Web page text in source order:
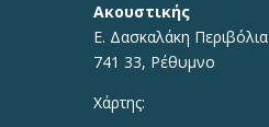
Ακουστικής
Ε. Δασκαλάκη Περιβόλια
741 33, Ρέθυμνο
Χάρτης: